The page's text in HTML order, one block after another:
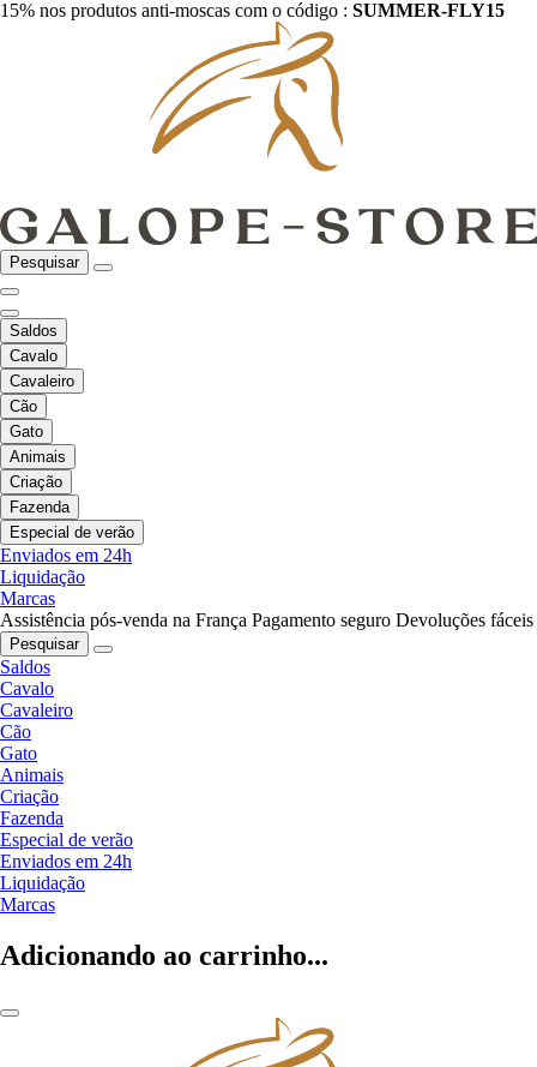
15% nos produtos anti-moscas com o código : SUMMER-FLY15
Pesquisar
Saldos
Cavalo
Cavaleiro
Cão
Gato
Animais
Criação
Fazenda
Especial de verão
Enviados em 24h
Liquidação
Marcas
Assistência pós-venda na França Pagamento seguro Devoluções fáceis
Pesquisar
Saldos
Cavalo
Cavaleiro
Cão
Gato
Animais
Criação
Fazenda
Especial de verão
Enviados em 24h
Liquidação
Marcas
Adicionando ao carrinho...